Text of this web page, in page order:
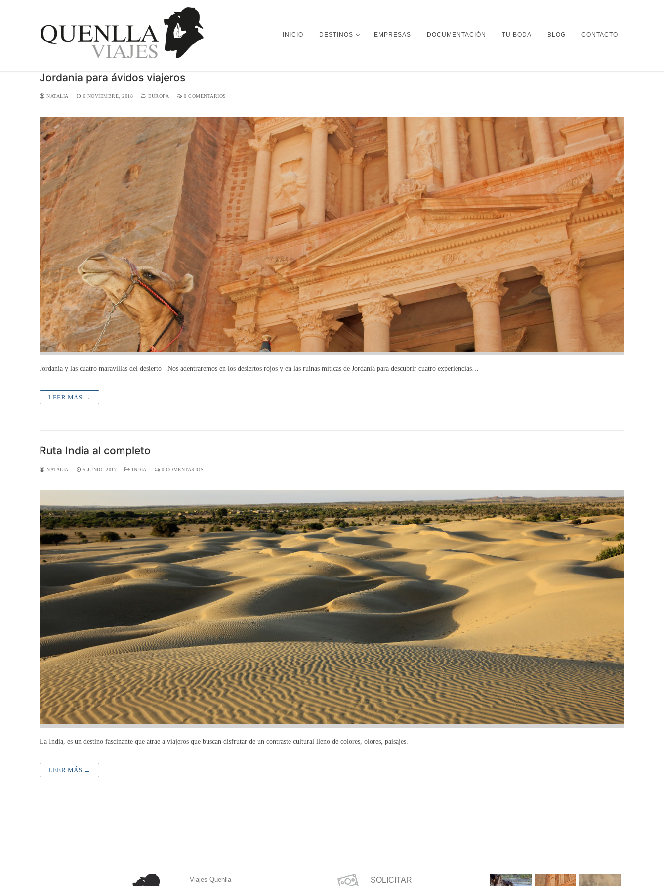
INICIO DESTINOS EMPRESAS DOCUMENTACIÓN TU BODA BLOG CONTACTO
Jordania para ávidos viajeros
NATALIA 6 NOVIEMBRE, 2018 EUROPA 0 COMENTARIOS
Jordania y las cuatro maravillas del desierto Nos adentraremos en los desiertos rojos y en las ruinas míticas de Jordania para descubrir cuatro experiencias…
LEER MÁS →
Ruta India al completo
NATALIA 5 JUNIO, 2017 INDIA 0 COMENTARIOS
La India, es un destino fascinante que atrae a viajeros que buscan disfrutar de un contraste cultural lleno de colores, olores, paisajes.
LEER MÁS →
Viajes Quenlla SOLICITAR